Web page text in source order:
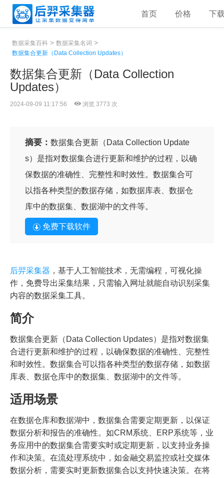
首页 价格 下
数据采集百科 > 数据采集名词 >
数据集合更新（Data Collection Updates）
数据集合更新（Data Collection
Updates）
2024-09-09 11:17:56 浏览 3773 次
摘要： 数据集合更新（Data Collection Update
s）是指对数据集合进行更新和维护的过程，以确
保数据的准确性、完整性和时效性。数据集合可
以指各种类型的数据存储，如数据库表、数据仓
库中的数据集、数据湖中的文件等。
免费下载软件
后羿采集器 ，基于人工智能技术，无需编程，可视化操
作，免费导出采集结果，只需输入网址就能自动识别采集
内容的数据采集工具。
简介
数据集合更新（Data Collection Updates）是指对数据集
合进行更新和维护的过程，以确保数据的准确性、完整性
和时效性。数据集合可以指各种类型的数据存储，如数据
库表、数据仓库中的数据集、数据湖中的文件等。
适用场景
在数据仓库和数据湖中，数据集合需要定期更新，以保证
数据分析和报告的准确性。如CRM系统、ERP系统等，业
务应用中的数据集合需要实时或定期更新，以支持业务操
作和决策。在流处理系统中，如金融交易监控或社交媒体
数据分析，需要实时更新数据集合以支持快速决策。在将